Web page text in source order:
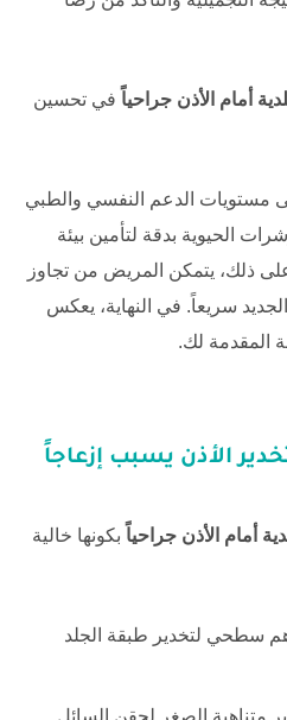
أمام الأذن جراحياً في تحسين
مستويات الدعم النفسي والطبي
الحيوية بدقة لتأمين بيئة
ذلك، يتمكن المريض من تجاوز
سريعاً. في النهاية، يعكس
المقدمة لك.
الأذن يسبب إزعاجاً
أمام الأذن جراحياً بكونها خالية
سطحي لتخدير طبقة الجلد
متناهية الصغر لحقن السائل